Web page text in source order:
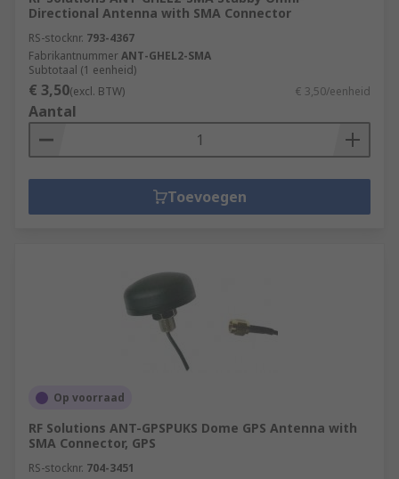
Directional Antenna with SMA Connector
RS-stocknr. 793-4367
FabrikantnummerANT-GHEL2-SMA
Subtotaal (1 eenheid)
€ 3,50(excl. BTW) € 3,50/eenheid
Aantal
Toevoegen
Op voorraad
RF Solutions ANT-GPSPUKS Dome GPS Antenna with
SMA Connector, GPS
RS-stocknr. 704-3451